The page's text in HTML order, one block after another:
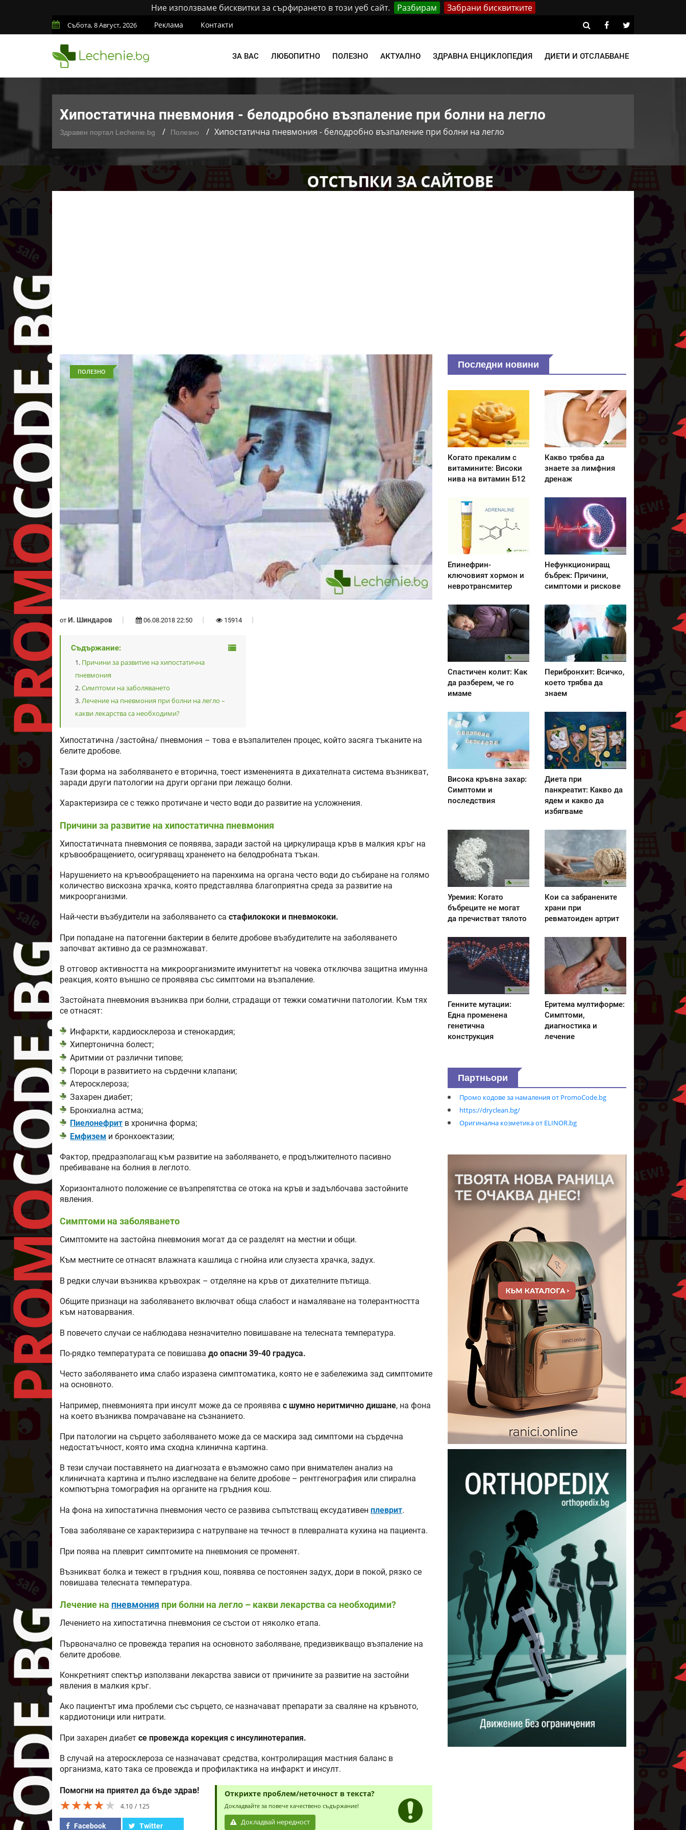
Ние използваме бисквитки за сърфирането в този уеб сайт. Разбирам Забрани бисквитките
Събота, 8 Август, 2026 Реклама Контакти
ЗА ВАС ЛЮБОПИТНО ПОЛЕЗНО АКТУАЛНО ЗДРАВНА ЕНЦИКЛОПЕДИЯ ДИЕТИ И ОТСЛАБВАНЕ
Хипостатична пневмония - белодробно възпаление при болни на легло
Здравен портал Lechenie.bg Полезно Хипостатична пневмония - белодробно възпаление при болни на легло
ПОЛЕЗНО
от И. Шиндаров 06.08.2018 22:50 15914
Съдържание:
Причини за развитие на хипостатична
пневмония
Симптоми на заболяването
Лечение на пневмония при болни на легло –
какви лекарства са необходими?
Хипостатична /застойна/ пневмония – това е възпалителен процес, който засяга тъканите на
белите дробове.
Тази форма на заболяването е вторична, тоест измененията в дихателната система възникват,
заради други патологии на други органи при лежащо болни.
Характеризира се с тежко протичане и често води до развитие на усложнения.
Причини за развитие на хипостатична пневмония
Хипостатичната пневмония се появява, заради застой на циркулираща кръв в малкия кръг на
кръвообращението, осигуряващ храненето на белодробната тъкан.
Нарушението на кръвообращението на паренхима на органа често води до събиране на голямо
количество вискозна храчка, която представлява благоприятна среда за развитие на
микроорганизми.
Най-чести възбудители на заболяването са стафилококи и пневмококи.
При попадане на патогенни бактерии в белите дробове възбудителите на заболяването
започват активно да се размножават.
В отговор активността на микроорганизмите имунитетът на човека отключва защитна имунна
реакция, която външно се проявява със симптоми на възпаление.
Застойната пневмония възниква при болни, страдащи от тежки соматични патологии. Към тях
се отнасят:
Инфаркти, кардиосклероза и стенокардия;
Хипертонична болест;
Аритмии от различни типове;
Пороци в развитието на сърдечни клапани;
Атеросклероза;
Захарен диабет;
Бронхиална астма;
Пиелонефрит в хронична форма;
Емфизем и бронхоектазии;
Фактор, предразполагащ към развитие на заболяването, е продължителното пасивно
пребиваване на болния в леглото.
Хоризонталното положение се възпрепятства се отока на кръв и задълбочава застойните
явления.
Симптоми на заболяването
Симптомите на застойна пневмония могат да се разделят на местни и общи.
Към местните се отнасят влажната кашлица с гнойна или слузеста храчка, задух.
В редки случаи възниква кръвохрак – отделяне на кръв от дихателните пътища.
Общите признаци на заболяването включват обща слабост и намаляване на толерантността
към натоварвания.
В повечето случаи се наблюдава незначително повишаване на телесната температура.
По-рядко температурата се повишава до опасни 39-40 градуса.
Често заболяването има слабо изразена симптоматика, която не е забележима зад симптомите
на основното.
Например, пневмонията при инсулт може да се проявява с шумно неритмично дишане, на фона
на което възниква помрачаване на съзнанието.
При патологии на сърцето заболяването може да се маскира зад симптоми на сърдечна
недостатъчност, която има сходна клинична картина.
В тези случаи поставянето на диагнозата е възможно само при внимателен анализ на
клиничната картина и пълно изследване на белите дробове – рентгенография или спирална
компютърна томография на органите на гръдния кош.
На фона на хипостатична пневмония често се развива съпътстващ ексудативен плеврит.
Това заболяване се характеризира с натрупване на течност в плевралната кухина на пациента.
При поява на плеврит симптомите на пневмония се променят.
Възникват болка и тежест в гръдния кош, появява се постоянен задух, дори в покой, рязко се
повишава телесната температура.
Лечение на пневмония при болни на легло – какви лекарства са необходими?
Лечението на хипостатична пневмония се състои от няколко етапа.
Първоначално се провежда терапия на основното заболяване, предизвикващо възпаление на
белите дробове.
Конкретният спектър използвани лекарства зависи от причините за развитие на застойни
явления в малкия кръг.
Ако пациентът има проблеми със сърцето, се назначават препарати за сваляне на кръвното,
кардиотоници или нитрати.
При захарен диабет се провежда корекция с инсулинотерапия.
В случай на атеросклероза се назначават средства, контролиращия мастния баланс в
организма, като така се провежда и профилактика на инфаркт и инсулт.
Помогни на приятел да бъде здрав!
★★★★★
★★★★★
★★★★★ 4.10 125
Facebook Twitter
Открихте проблем/неточност в текста?
Докладвайте за повече качествено съдържание!
Докладвай нередност
Последни новини
Когато прекалим с
витамините: Високи
нива на витамин Б12
Какво трябва да
знаете за лимфния
дренаж
Епинефрин-
ключовият хормон и
невротрансмитер
Нефункциониращ
бъбрек: Причини,
симптоми и рискове
Спастичен колит: Как
да разберем, че го
имаме
Перибронхит: Всичко,
което трябва да
знаем
Висока кръвна захар:
Симптоми и
последствия
Диета при
панкреатит: Kакво да
ядем и какво да
избягваме
Уремия: Когато
бъбреците не могат
да пречистват тялото
Кои са забранените
храни при
ревматоиден артрит
Генните мутации:
Една променена
генетична
конструкция
Еритема мултиформе:
Симптоми,
диагностика и
лечение
Партньори
Промо кодове за намаления от PromoCode.bg
https://dryclean.bg/
Оригинална козметика от ELINOR.bg